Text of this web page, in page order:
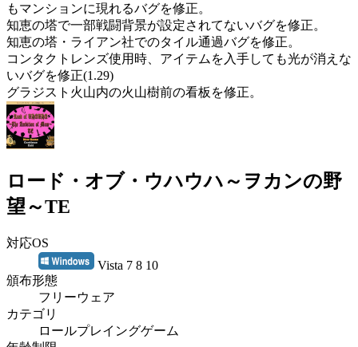
もマンションに現れるバグを修正。
知恵の塔で一部戦闘背景が設定されてないバグを修正。
知恵の塔・ライアン社でのタイル通過バグを修正。
コンタクトレンズ使用時、アイテムを入手しても光が消えな
いバグを修正(1.29)
グラジスト火山内の火山樹前の看板を修正。
ロード・オブ・ウハウハ～ヲカンの野
望～TE
対応OS
Vista 7 8 10
頒布形態
フリーウェア
カテゴリ
ロールプレイングゲーム